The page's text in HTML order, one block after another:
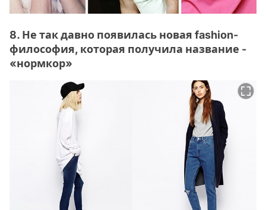
8. Не так давно появилась новая fashion-
философия, которая получила название -
«нормкор»